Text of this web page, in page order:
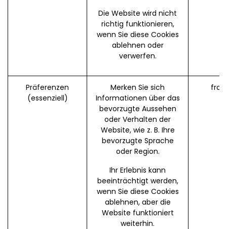
Die Website wird nicht
richtig funktionieren,
wenn Sie diese Cookies
ablehnen oder
verwerfen.
Präferenzen
(essenziell)
Merken Sie sich
Informationen über das
bevorzugte Aussehen
oder Verhalten der
Website, wie z. B. Ihre
bevorzugte Sprache
oder Region.
Ihr Erlebnis kann
beeinträchtigt werden,
wenn Sie diese Cookies
ablehnen, aber die
Website funktioniert
weiterhin.